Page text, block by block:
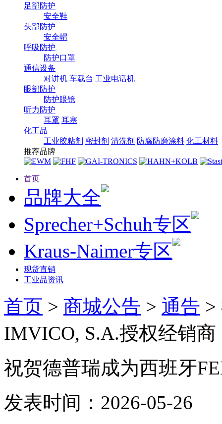
足部防护
安全鞋
头部防护
安全帽
呼吸防护
防护口罩
通信设备
对讲机 车载台 工业电话机
眼部防护
防护眼镜
听力防护
耳罩 耳塞
化工品
工业胶粘剂 密封剂 清洗剂 防腐防磨涂料 化工材料
推荐品牌
首页
品牌大全
Sprecher+Schuh专区
Kraus-Naimer专区
现货直销
工业品资讯
首页 > 商城公告 > 通告 >
IMVICO, S.A.授权经销商
祝贺德普瑞成为西班牙
发表时间：2026-05-26